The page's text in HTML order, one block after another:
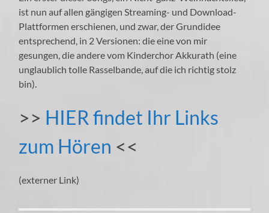
ist nun auf allen gängigen Streaming- und Download-
Plattformen erschienen, und zwar, der Grundidee
entsprechend, in 2 Versionen: die eine von mir
gesungen, die andere vom Kinderchor Akkurath (eine
unglaublich tolle Rasselbande, auf die ich richtig stolz
bin).
>> HIER findet Ihr Links
zum Hören <<
(externer Link)